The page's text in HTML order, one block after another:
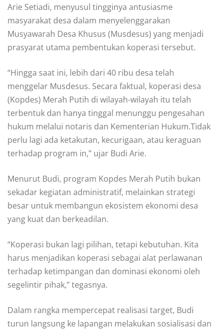
Arie Setiadi, menyusul tingginya antusiasme
masyarakat desa dalam menyelenggarakan
Musyawarah Desa Khusus (Musdesus) yang menjadi
prasyarat utama pembentukan koperasi tersebut.
“Hingga saat ini, lebih dari 40 ribu desa telah
menggelar Musdesus. Secara faktual, koperasi desa
(Kopdes) Merah Putih di wilayah-wilayah itu telah
terbentuk dan hanya tinggal menunggu pengesahan
hukum melalui notaris dan Kementerian Hukum.Tidak
perlu lagi ada ketakutan, kecurigaan, atau keraguan
terhadap program in,” ujar Budi Arie.
Menurut Budi, program Kopdes Merah Putih bukan
sekadar kegiatan administratif, melainkan strategi
besar untuk membangun ekosistem ekonomi desa
yang kuat dan berkeadilan.
“Koperasi bukan lagi pilihan, tetapi kebutuhan. Kita
harus menjadikan koperasi sebagai alat perlawanan
terhadap ketimpangan dan dominasi ekonomi oleh
segelintir pihak,” tegasnya.
Dalam rangka mempercepat realisasi target, Budi
turun langsung ke lapangan melakukan sosialisasi dan